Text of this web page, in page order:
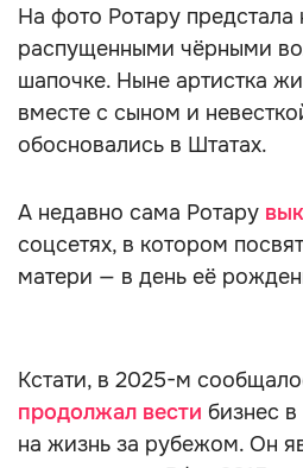
На фото Ротару
распущенными чёрными
шапочке. Ныне артистка
вместе с сыном и
обосновались в Штатах.
А недавно сама Ротару
соцсетях, в котором
матери — в день её
Кстати, в 2025-м
продолжал вести бизнес
на жизнь за рубежом. Он